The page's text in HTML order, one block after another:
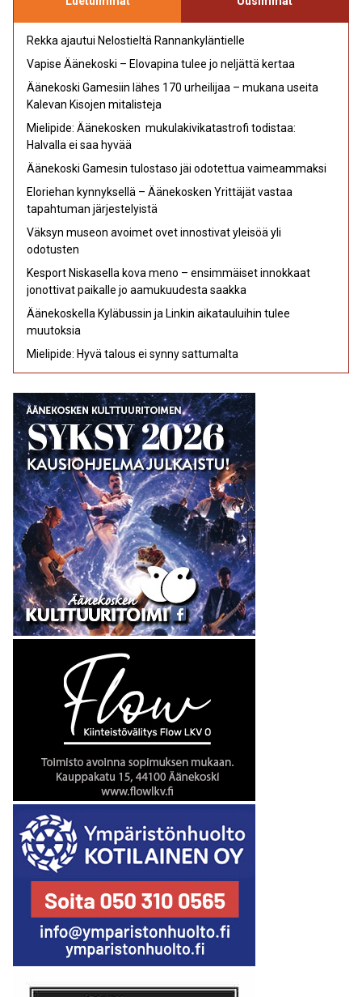
Rekka ajautui Nelostieltä Rannankyläntielle
Vapise Äänekoski – Elovapina tulee jo neljättä kertaa
Äänekoski Gamesiin lähes 170 urheilijaa – mukana useita
Kalevan Kisojen mitalisteja
Mielipide: Äänekosken mukulakivikatastrofi todistaa:
Halvalla ei saa hyvää
Äänekoski Gamesin tulostaso jäi odotettua vaimeammaksi
Eloriehan kynnyksellä – Äänekosken Yrittäjät vastaa
tapahtuman järjestelyistä
Väksyn museon avoimet ovet innostivat yleisöä yli
odotusten
Kesport Niskasella kova meno – ensimmäiset innokkaat
jonottivat paikalle jo aamukuudesta saakka
Äänekoskella Kyläbussin ja Linkin aikatauluihin tulee
muutoksia
Mielipide: Hyvä talous ei synny sattumalta